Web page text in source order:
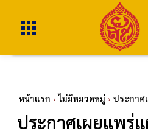
หน้าแรก ไม่มีหมวดหมู่ ประกาศ
ประกาศเผยแพร่